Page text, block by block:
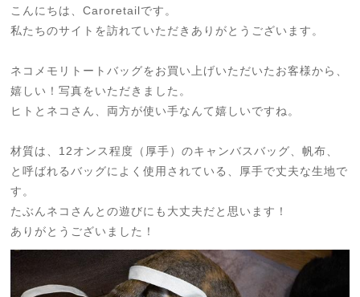
こんにちは、Caroretailです。
私たちのサイトを訪れていただきありがとうございます。
ネコメモリトートバッグをお買い上げいただいたお客様から、
嬉しい！写真をいただきました。
ヒトとネコさん、両方が使い手なんて嬉しいですね。
材質は、12オンス程度（厚手）のキャンバスバッグ、帆布、
と呼ばれるバッグによく使用されている、厚手で丈夫な生地で
す。
たぶんネコさんとの遊びにも大丈夫だと思います！
ありがとうございました！